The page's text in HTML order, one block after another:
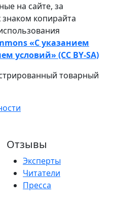
на сайте, за
копирайта
«С указанием
условий» (CC BY-SA)
товарный
Отзывы
Эксперты
Читатели
Пресса